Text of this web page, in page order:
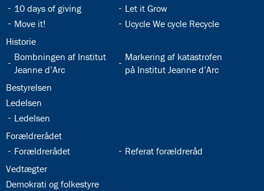
32.11:
10 days of giving 32.12:
Let it Grow
32.13:
Move it! 32.14:
Ucycle We cycle Recycle
32.15:
Historie
32.16:
Bombningen af Institut
Jeanne d’Arc
32.17:
Markering af katastrofen
på Institut Jeanne d’Arc
32.18:
Bestyrelsen
32.19:
Ledelsen
32.20:
Ledelsen
32.21:
Forældrerådet
32.22:
Forældrerådet 32.23:
Referat forældreråd
32.24:
Vedtægter
32.25:
Demokrati og folkestyre